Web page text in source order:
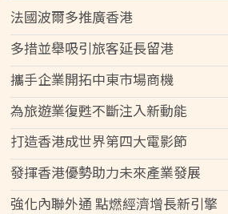
法國波爾多推廣香港
多措並舉吸引旅客延長留港
攜手企業開拓中東市場商機
為旅遊業復甦不斷注入新動能
打造香港成世界第四大電影節
發揮香港優勢助力未來產業發展
強化內聯外通 點燃經濟增長新引擎